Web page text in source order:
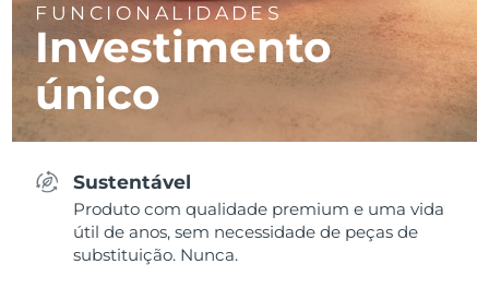
FUNCIONALIDADES
Investimento
único
Sustentável
Produto com qualidade premium e uma vida
útil de anos, sem necessidade de peças de
substituição. Nunca.